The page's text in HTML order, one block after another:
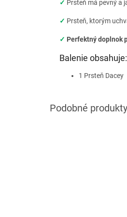
✓ Prsteň má pevný a
✓ Prsteň, ktorým
✓ Perfektný doplnok
Balenie obsahuje:
1 Prsteň Dacey